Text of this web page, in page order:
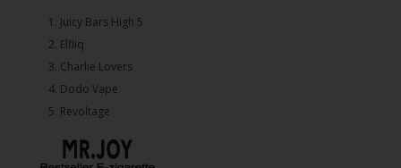
1.⁠ ⁠Juicy Bars High 5
2.⁠ ⁠⁠Elfliq
3.⁠ ⁠⁠Charlie Lovers
4.⁠ ⁠⁠Dodo Vape
5. ⁠Revoltage